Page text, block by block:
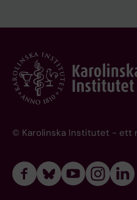
© Karolinska Institutet - ett